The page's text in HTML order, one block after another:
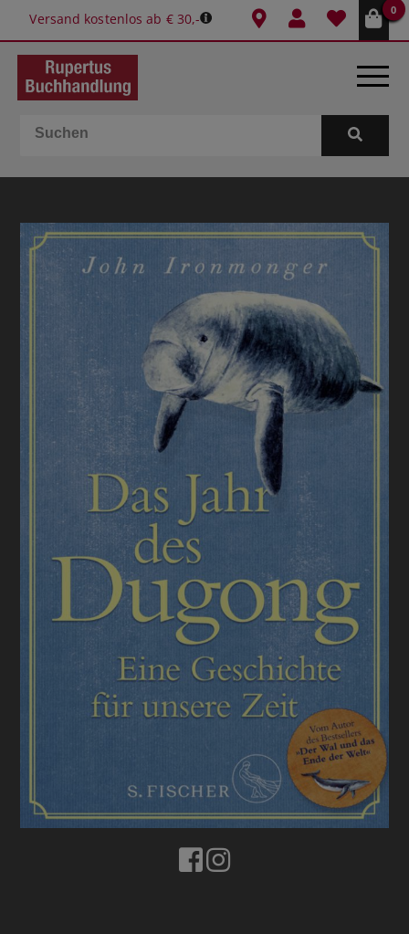
Versand kostenlos ab € 30,-
0
BÜCHER
SPIELE
GESCHENKIDEEN & MEHR
SCHULE & BÜRO
BUCHTIPPS